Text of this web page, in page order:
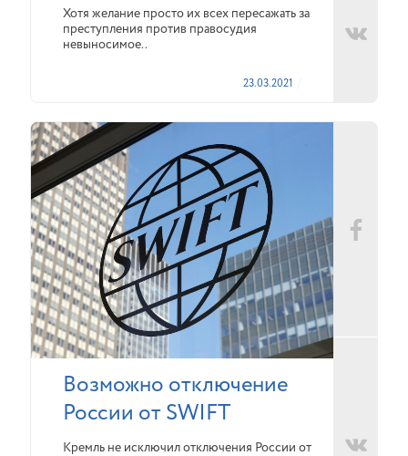
Хотя желание просто их всех пересажать за
преступления против правосудия
невыносимое..
23.03.2021
Возможно отключение
России от SWIFT
Кремль не исключил отключения России от